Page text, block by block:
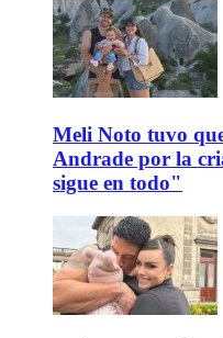
Meli Noto tuvo
Andrade por la
sigue en todo"